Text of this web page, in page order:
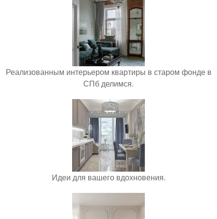
Реализованным интерьером квартиры в старом фонде в
СПб делимся.
Идеи для вашего вдохновения.